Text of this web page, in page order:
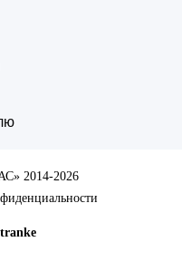
2014-2026